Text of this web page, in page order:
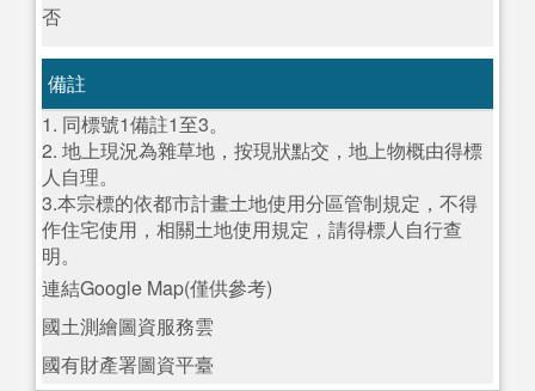
否
備註
1. 同標號1備註1至3。
2. 地上現況為雜草地，按現狀點交，地上物概由得標
人自理。
3.本宗標的依都市計畫土地使用分區管制規定，不得
作住宅使用，相關土地使用規定，請得標人自行查
明。
連結Google Map(僅供參考)
國土測繪圖資服務雲
國有財產署圖資平臺